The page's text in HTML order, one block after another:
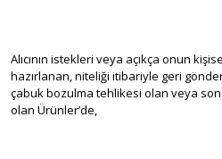
Alıcının istekleri veya açıkça onun
hazırlanan, niteliği itibariyle geri
çabuk bozulma tehlikesi olan veya
olan Ürünler’de,